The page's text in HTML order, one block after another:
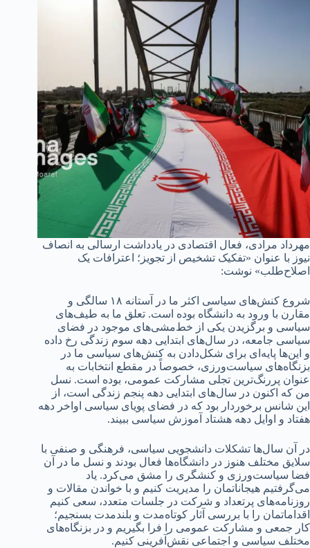
مهرداد مرادی، فعال اقتصادی در یادداشت ارسالی به انصاف
نیوز با عنوان «تفکیک تشخیص از تجویز؛ اعترافات یک
اصلاح‌طلب» نوشت:
شروع کنش‌های سیاسی اکثر ما در آستانه ۱۸ سالگی و
مقارن با ورود به دانشگاه بوده است. تعلق ما به طیف‌های
سیاسی و برگزیدن یکی از خط‌مشی‌های موجود در فضای
سیاسی جامعه، در سال‌های ابتدایی دهه سوم زندگی رخ داده
و این‌ها پایه‌ای برای شکل‌دادن به کنش‌های سیاسی ما در
بزنگاه‌های سیاست‌ورزی، خصوصاً در مقطع انتخابات به
عنوان پررنگ‌ترین تجلی مشارکت عمومی، بوده است. نسل
من که اکنون در سال‌های ابتدایی دهه پنجم زندگی است، از
این شانس برخوردار بود که در فضای پویای سیاسی اواخر دهه
هفتاد و اوایل دهه هشتاد آموزش سیاسی ببیند.
در آن سال‌ها تشکلات دانشجویی سیاسی، فرهنگی و صنفی با
سلایق مختلف هنوز در دانشگاه‌ها فعال بودند و نسل ما در آن
فضا سیاست‌ورزی و کنشگری را مشق می‌کرد. یاد
می‌گرفتیم هیجاناتمان را مدیریت کنیم و با خواندن مقالات و
روزنامه‌های پرتعداد و شرکت در جلسات متعدد، سعی کنیم
اقداماتمان را با بررسی آثار کوتاه‌مدت و بلندمدت بسنجیم؛
کار جمعی و مشارکت عمومی را فرا بگیریم و در بزنگاه‌های
مختلف سیاسی و اجتماعی نقش‌آفرینی کنیم.